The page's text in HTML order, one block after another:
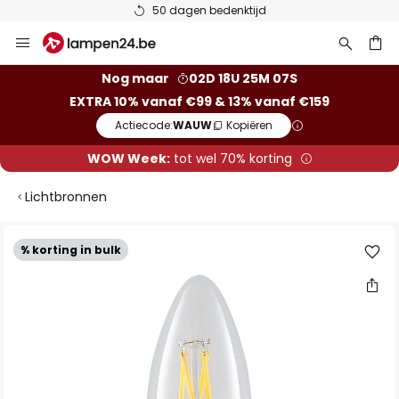
50 dagen bedenktijd
naar
Nog maar
02D 18U 25M 06S
EXTRA 10% vanaf €99 & 13% vanaf €159
Actiecode:WAUW Kopiëren
WOW Week:tot wel 70% korting
Lichtbronnen
% korting in bulk
Ga
naar